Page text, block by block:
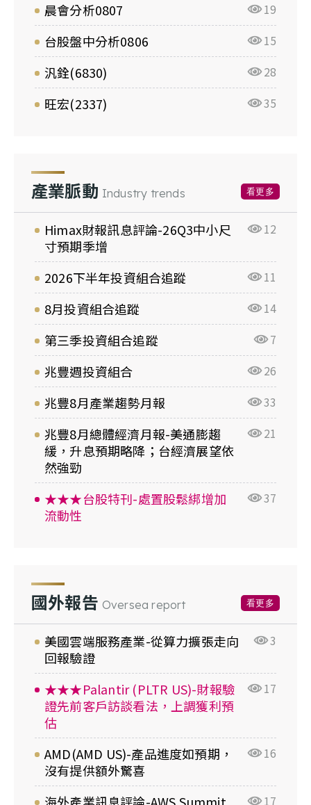
晨會分析0807 19
台股盤中分析0806 15
汎銓(6830) 28
旺宏(2337) 35
產業脈動 Industry trends 看更多
Himax財報訊息評論-26Q3中小尺
寸預期季增
12
2026下半年投資組合追蹤 11
8月投資組合追蹤 14
第三季投資組合追蹤 7
兆豐週投資組合 26
兆豐8月產業趨勢月報 33
兆豐8月總體經濟月報-美通膨趨
緩，升息預期略降；台經濟展望依
然強勁
21
★★★台股特刊-處置股鬆綁增加
流動性
37
國外報告 Oversea report 看更多
美國雲端服務產業-從算力擴張走向
回報驗證
3
★★★Palantir (PLTR US)-財報驗
證先前客戶訪談看法，上調獲利預
估
17
AMD(AMD US)-產品進度如預期，
沒有提供額外驚喜
16
17